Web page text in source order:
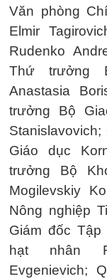
Văn phòng
Elmir
Rudenko
Thứ trưởng
Anastasia
trưởng Bộ
Giáo dục
trưởng Bộ
Mogilevskiy
Nông nghiệp
Giám đốc
hạt nhân
Evgenievich;